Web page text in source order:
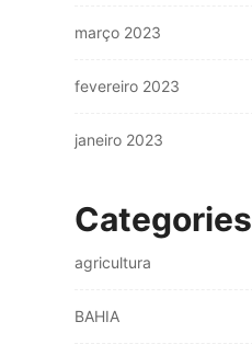
março 2023
fevereiro 2023
janeiro 2023
Categories
agricultura
BAHIA